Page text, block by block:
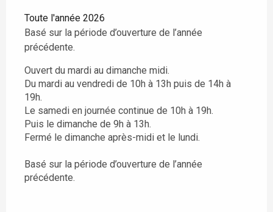
Toute l'année 2026
Basé sur la période d’ouverture de l’année
précédente.
Ouvert du mardi au dimanche midi.
Du mardi au vendredi de 10h à 13h puis de 14h à
19h.
Le samedi en journée continue de 10h à 19h.
Puis le dimanche de 9h à 13h.
Fermé le dimanche après-midi et le lundi.
Basé sur la période d’ouverture de l’année
précédente.